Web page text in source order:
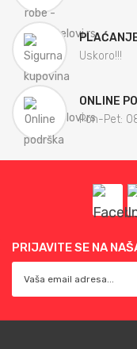
Uskoro!!!
ONLINE
Pon-Pet:
PRIJAVITE SE NA